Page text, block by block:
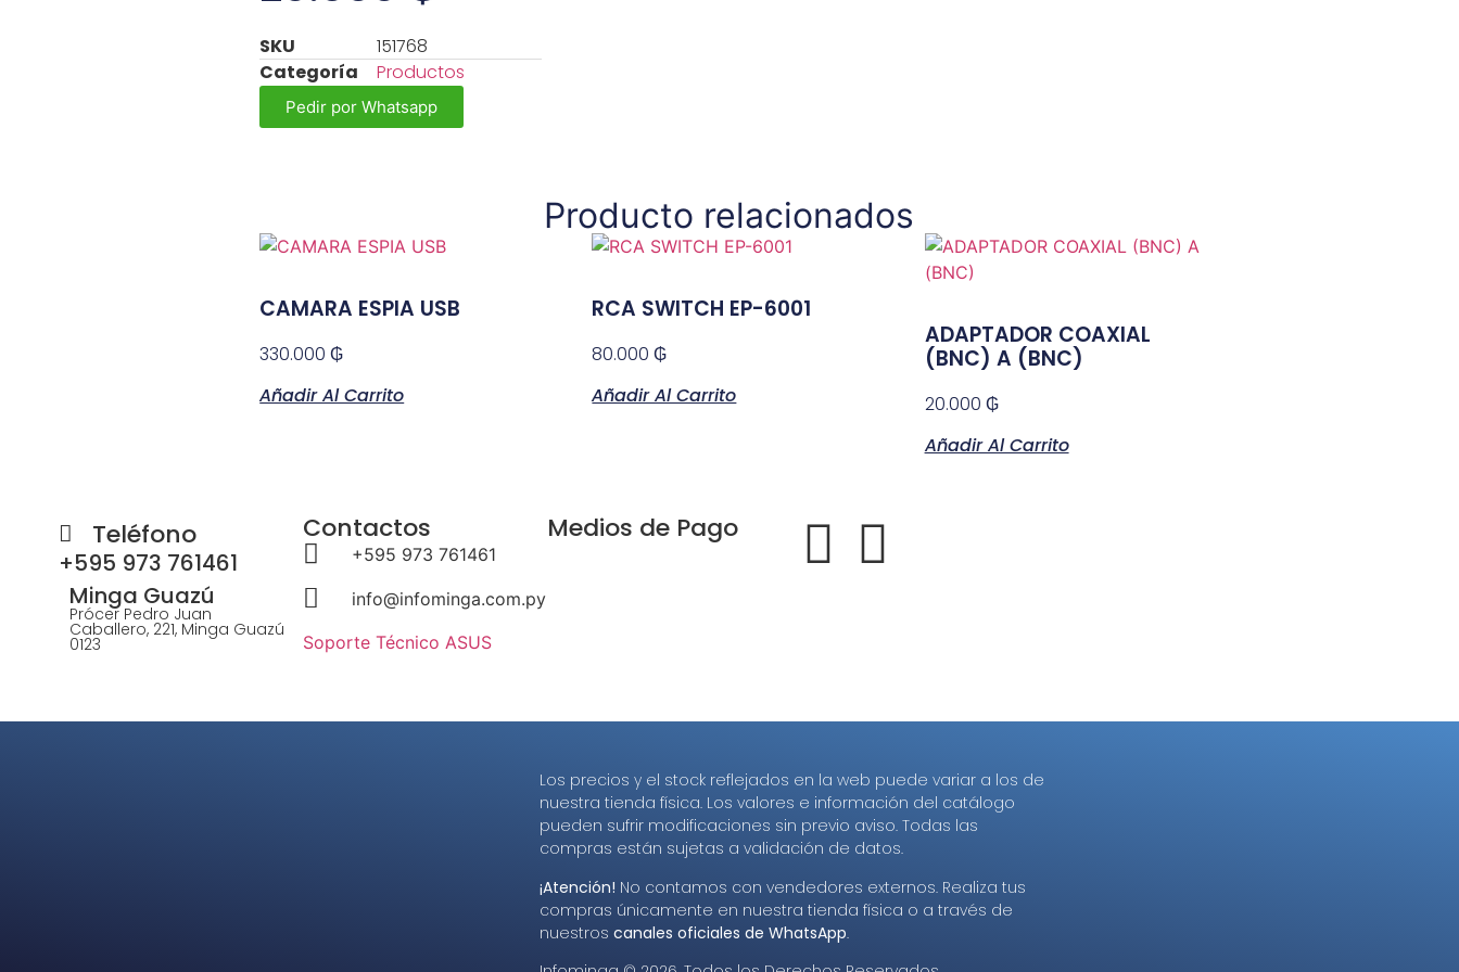
SKU
151768
Categoría
Productos
Pedir por Whatsapp
Producto relacionados
CAMARA ESPIA USB
330.000₲
Añadir Al Carrito
RCA SWITCH EP-6001
80.000₲
Añadir Al Carrito
ADAPTADOR COAXIAL
(BNC) A (BNC)
20.000 ₲
Añadir Al Carrito
Teléfono
+595 973 761461
Minga Guazú
Prócer Pedro Juan
Caballero, 221, Minga Guazú
0123
Contactos
+595 973 761461
info@infominga.com.py
Soporte Técnico ASUS
Medios de Pago
Los precios y el stock reflejados en la web puede variar a los de
nuestra tienda física. Los valores e información del catálogo
pueden sufrir modificaciones sin previo aviso. Todas las
compras están sujetas a validación de datos.
¡Atención! No contamos con vendedores externos. Realiza tus
compras únicamente en nuestra tienda física o a través de
nuestros canales oficiales de WhatsApp.